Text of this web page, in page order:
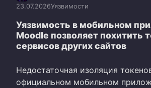
23.07.2026Уязвимости
Уязвимость в мобильном
Moodle позволяет похитить
сервисов других сайтов
Недостаточная изоляция
официальном мобильном